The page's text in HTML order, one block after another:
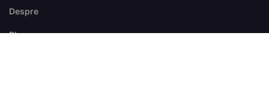
Despre
Blog